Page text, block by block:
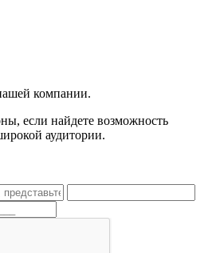
компании.
если найдете возможность
аудитории.